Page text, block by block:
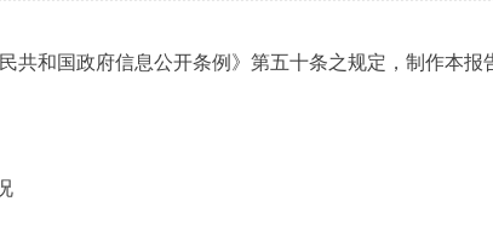
和国政府信息公开条例》第五十条之规定，制作本报